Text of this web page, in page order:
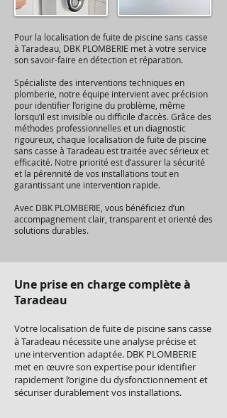
Pour la localisation de fuite de piscine sans casse
à Taradeau, DBK PLOMBERIE met à votre service
son savoir-faire en détection et réparation.
Spécialiste des interventions techniques en
plomberie, notre équipe intervient avec précision
pour identifier l’origine du problème, même
lorsqu’il est invisible ou difficile d’accès. Grâce des
méthodes professionnelles et un diagnostic
rigoureux, chaque localisation de fuite de piscine
sans casse à Taradeau est traitée avec sérieux et
efficacité. Notre priorité est d’assurer la sécurité
et la pérennité de vos installations tout en
garantissant une intervention rapide.
Avec DBK PLOMBERIE, vous bénéficiez d’un
accompagnement clair, transparent et orienté des
solutions durables.
Une prise en charge complète à
Taradeau
Votre localisation de fuite de piscine sans casse
à Taradeau nécessite une analyse précise et
une intervention adaptée. DBK PLOMBERIE
met en œuvre son expertise pour identifier
rapidement l’origine du dysfonctionnement et
sécuriser durablement vos installations.